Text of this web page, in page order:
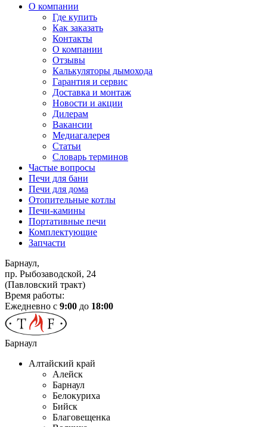
О компании
Где купить
Как заказать
Контакты
О компании
Отзывы
Калькуляторы дымохода
Гарантия и сервис
Доставка и монтаж
Новости и акции
Дилерам
Вакансии
Медиагалерея
Статьи
Словарь терминов
Частые вопросы
Печи для бани
Печи для дома
Отопительные котлы
Печи-камины
Портативные печи
Комплектующие
Запчасти
Барнаул,
пр. Рыбозаводской, 24
(Павловский тракт)
Время работы:
Ежедневно с 9:00 до 18:00
Барнаул
Алтайский край
Алейск
Барнаул
Белокуриха
Бийск
Благовещенка